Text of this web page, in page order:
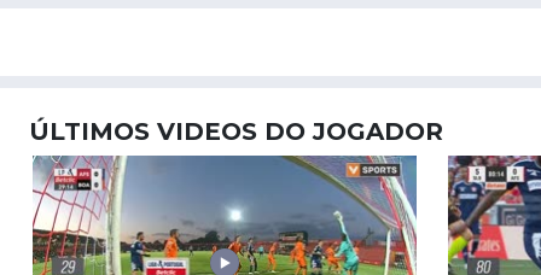
ÚLTIMOS VIDEOS DO JOGADOR